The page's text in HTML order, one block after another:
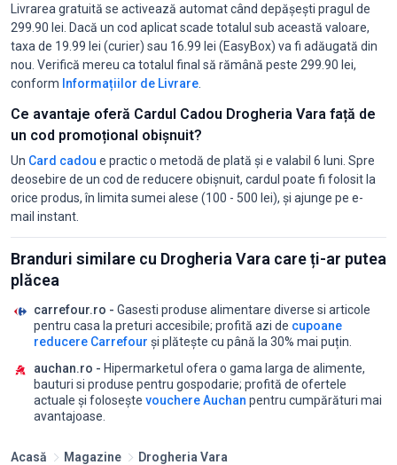
Livrarea gratuită se activează automat când depășești pragul de
299.90 lei. Dacă un cod aplicat scade totalul sub această valoare,
taxa de 19.99 lei (curier) sau 16.99 lei (EasyBox) va fi adăugată din
nou. Verifică mereu ca totalul final să rămână peste 299.90 lei,
conform Informațiilor de Livrare
Ce avantaje oferă Cardul Cadou Drogheria Vara față de
un cod promoțional obișnuit?
Un Card cadou e practic o metodă de plată și e valabil 6 luni. Spre
deosebire de un cod de reducere obișnuit, cardul poate fi folosit la
orice produs, în limita sumei alese (100 - 500 lei), și ajunge pe e-
mail instant.
Branduri similare cu Drogheria Vara care ți-ar putea
plăcea
carrefour.ro - Gasesti produse alimentare diverse si articole
pentru casa la preturi accesibile; profită azi de cupoane
reducere Carrefour și plătește cu până la 30% mai puțin.
auchan.ro - Hipermarketul ofera o gama larga de alimente,
bauturi si produse pentru gospodarie; profită de ofertele
actuale și folosește vouchere Auchan pentru cumpărături mai
avantajoase.
Acasă Magazine Drogheria Vara